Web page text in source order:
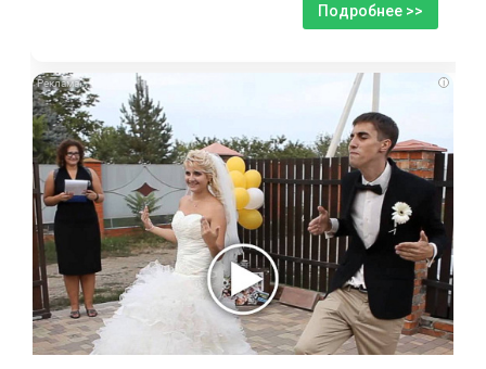
Подробнее >>
i